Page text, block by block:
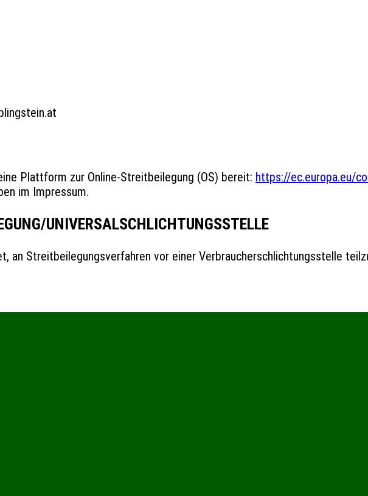
Plattform zur Online-Streitbeilegung (OS) bereit: https://ec.europa.eu/
im Impressum.
UNIVERSAL­SCHLICHTUNGS­STELLE
an Streitbeilegungsverfahren vor einer Verbraucherschlichtungsstelle